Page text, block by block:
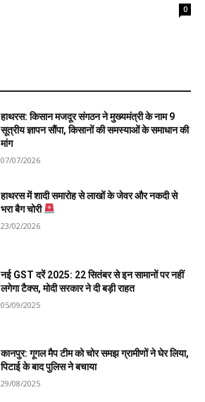
0
हाथरस: किसान मजदूर संगठन ने मुख्यमंत्री के नाम 9
सूत्रीय ज्ञापन सौंपा, किसानों की समस्याओं के समाधान की
मांग
07/07/2026
हाथरस में शादी समारोह से लाखों के जेवर और नकदी से
भरा बैग चोरी
23/02/2026
नई GST दरें 2025: 22 सितंबर से इन सामानों पर नहीं
लगेगा टैक्स, मोदी सरकार ने दी बड़ी राहत
05/09/2025
कानपुर: गूगल मैप टीम को चोर समझ ग्रामीणों ने घेर लिया,
पिटाई के बाद पुलिस ने बचाया
29/08/2025